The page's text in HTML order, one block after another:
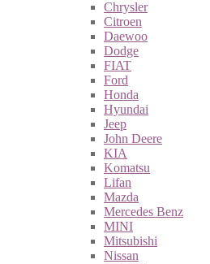
Chrysler
Citroen
Daewoo
Dodge
FIAT
Ford
Honda
Hyundai
Jeep
John Deere
KIA
Komatsu
Lifan
Mazda
Mercedes Benz
MINI
Mitsubishi
Nissan